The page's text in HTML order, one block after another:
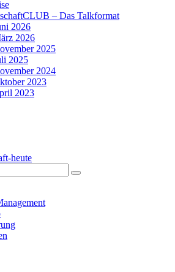
– Das Talkformat
2026
2026
2025
2025
2024
2023
2023